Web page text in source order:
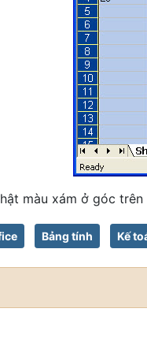
màu xám ở góc
Bảng tính Kế
dữ liệu trong bảng tính